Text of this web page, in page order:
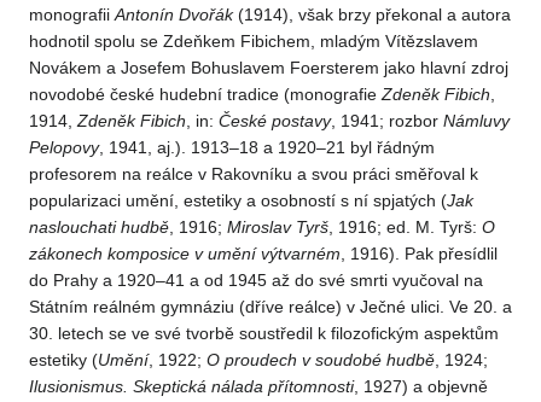
monografii Antonín Dvořák(1914), však brzy překonal a autora
hodnotil spolu se Zdeňkem Fibichem, mladým Vítězslavem
Novákem a Josefem Bohuslavem Foersterem jako hlavní zdroj
novodobé české hudební tradice (monografie Zdeněk Fibich
1914, Zdeněk Fibich , in: České postavy, 1941; rozbor Námluvy
Pelopovy, 1941, aj.). 1913–18 a 1920–21 byl řádným
profesorem na reálce v Rakovníku a svou práci směřoval k
popularizaci umění, estetiky a osobností s ní spjatých (Jak
naslouchati hudbě , 1916; Miroslav Tyrš , 1916; ed. M. Tyrš: O
zákonech komposice v umění výtvarném , 1916). Pak přesídlil
do Prahy a 1920–41 a od 1945 až do své smrti vyučoval na
Státním reálném gymnáziu (dříve reálce) v Ječné ulici. Ve 20. a
30. letech se ve své tvorbě soustředil k filozofickým aspektům
estetiky (Umění, 1922; O proudech v soudobé hudbě , 1924;
Ilusionismus. Skeptická nálada přítomnosti, 1927) a objevně